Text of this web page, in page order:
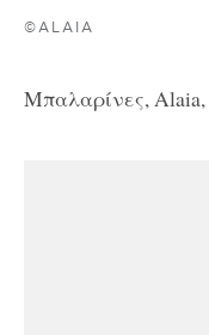
©ALAIA
Μπαλαρίνες, Alaia,